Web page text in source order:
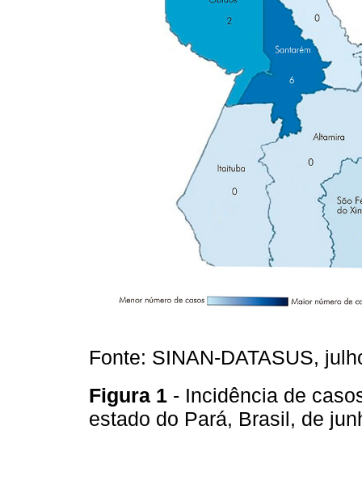
Fonte: SINAN-DATASUS,
Figura 1 - Incidência de
estado do Pará, Brasil, de